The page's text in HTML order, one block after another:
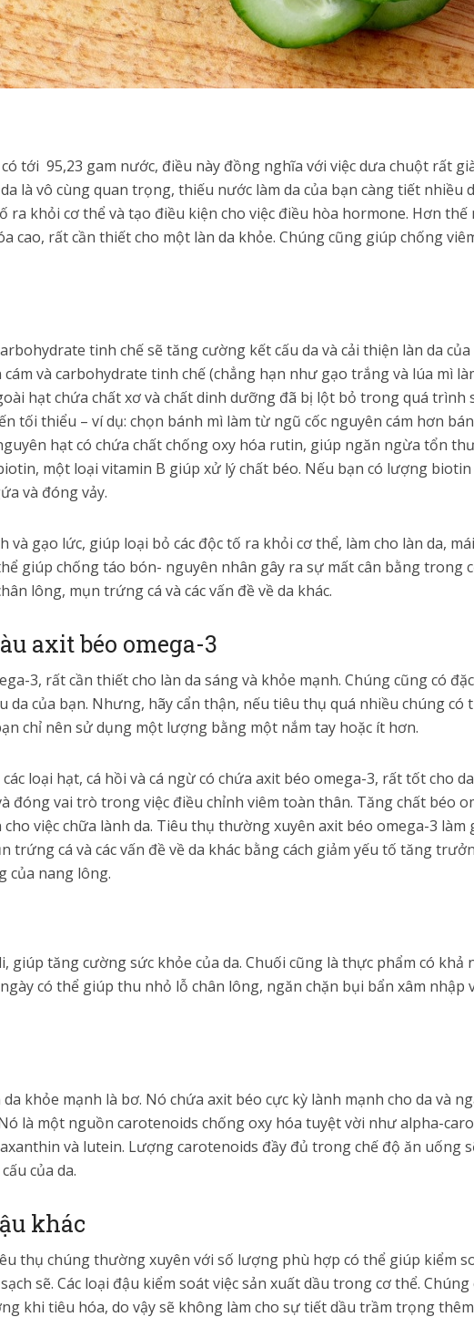
tới 95,23 gam nước, điều này đồng nghĩa với việc dưa chuột rất
là vô cùng quan trọng, thiếu nước làm da của bạn càng tiết nhiều
ra khỏi cơ thể và tạo điều kiện cho việc điều hòa hormone. Hơn thế
cao, rất cần thiết cho một làn da khỏe. Chúng cũng giúp chống
tinh chế sẽ tăng cường kết cấu da và cải thiện làn da của
và carbohydrate tinh chế (chẳng hạn như gạo trắng và lúa mì
hạt chứa chất xơ và chất dinh dưỡng đã bị lột bỏ trong quá trình
tối thiểu – ví dụ: chọn bánh mì làm từ ngũ cốc nguyên cám hơn
hạt có chứa chất chống oxy hóa rutin, giúp ngăn ngừa tổn
một loại vitamin B giúp xử lý chất béo. Nếu bạn có lượng
và đóng vảy.
và gạo lức, giúp loại bỏ các độc tố ra khỏi cơ thể, làm cho làn da,
giúp chống táo bón- nguyên nhân gây ra sự mất cân bằng trong
lông, mụn trứng cá và các vấn đề về da khác.
axit béo omega-3
3, rất cần thiết cho làn da sáng và khỏe mạnh. Chúng cũng có
da của bạn. Nhưng, hãy cẩn thận, nếu tiêu thụ quá nhiều chúng có
chỉ nên sử dụng một lượng bằng một nắm tay hoặc ít hơn.
loại hạt, cá hồi và cá ngừ có chứa axit béo omega-3, rất tốt cho
đóng vai trò trong việc điều chỉnh viêm toàn thân. Tăng chất béo
việc chữa lành da. Tiêu thụ thường xuyên axit béo omega-3 làm
trứng cá và các vấn đề về da khác bằng cách giảm yếu tố tăng
của nang lông.
giúp tăng cường sức khỏe của da. Chuối cũng là thực phẩm có khả
có thể giúp thu nhỏ lỗ chân lông, ngăn chặn bụi bẩn xâm nhập
khỏe mạnh là bơ. Nó chứa axit béo cực kỳ lành mạnh cho da và
là một nguồn carotenoids chống oxy hóa tuyệt vời như alpha-
và lutein. Lượng carotenoids đầy đủ trong chế độ ăn uống
của da.
khác
thụ chúng thường xuyên với số lượng phù hợp có thể giúp kiểm
sẽ. Các loại đậu kiểm soát việc sản xuất dầu trong cơ thể. Chúng
khi tiêu hóa, do vậy sẽ không làm cho sự tiết dầu trầm trọng